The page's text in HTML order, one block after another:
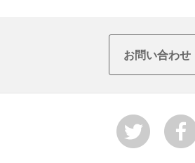
お問い合わせ